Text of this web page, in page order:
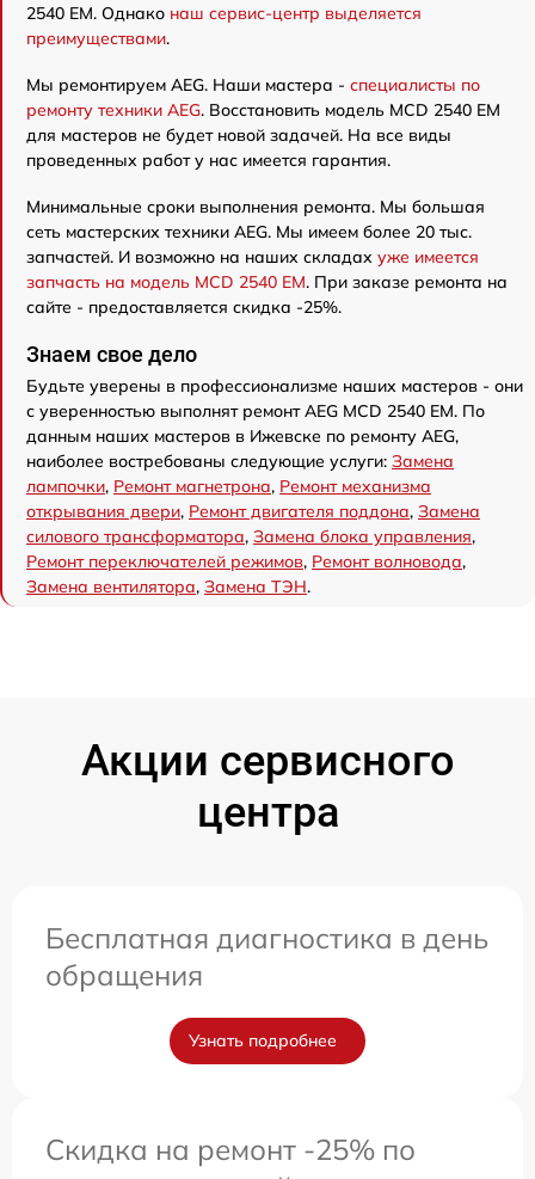
2540 EM. Однако наш сервис-центр выделяется
преимуществами.
Мы ремонтируем AEG. Наши мастера - специалисты по
ремонту техники AEG. Восстановить модель MCD 2540 EM
для мастеров не будет новой задачей. На все виды
проведенных работ у нас имеется гарантия.
Минимальные сроки выполнения ремонта. Мы большая
сеть мастерских техники AEG. Мы имеем более 20 тыс.
запчастей. И возможно на наших складах уже имеется
запчасть на модель MCD 2540 EM. При заказе ремонта на
сайте - предоставляется скидка -25%.
Знаем свое дело
Будьте уверены в профессионализме наших мастеров - они
с уверенностью выполнят ремонт AEG MCD 2540 EM. По
данным наших мастеров в Ижевске по ремонту AEG,
наиболее востребованы следующие услуги: Замена
лампочки, Ремонт магнетрона, Ремонт механизма
открывания двери, Ремонт двигателя поддона, Замена
силового трансформатора, Замена блока управления,
Ремонт переключателей режимов, Ремонт волновода,
Замена вентилятора, Замена ТЭН.
Акции сервисного
центра
Бесплатная диагностика в день
обращения
Узнать подробнее
Скидка на ремонт -25% по